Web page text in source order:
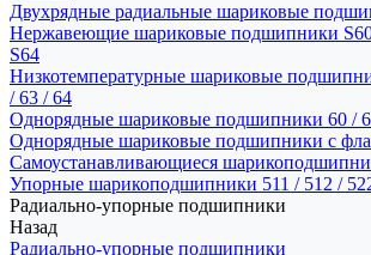
Двухрядные радиальные шариковые
Нержавеющие шариковые подшипники S60
S64
Низкотемпературные шариковые
/ 63 / 64
Однорядные шариковые подшипники 60 /
Однорядные шариковые подшипники с
Самоустанавливающиеся
Упорные шарикоподшипники 511 / 512 /
Радиально-упорные подшипники
Назад
Радиально-упорные подшипники